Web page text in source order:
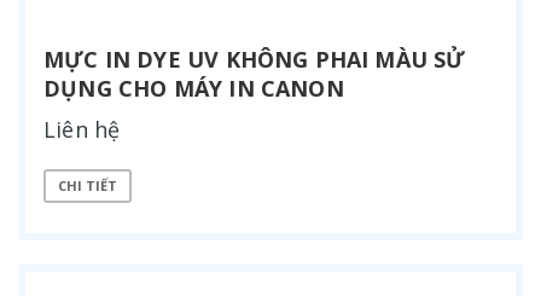
MỰC IN DYE UV KHÔNG PHAI MÀU SỬ
DỤNG CHO MÁY IN CANON
Liên hệ
CHI TIẾT